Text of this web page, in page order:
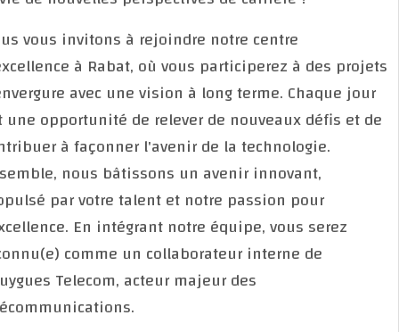
Nous vous invitons à rejoindre notre centre
d'excellence à Rabat, où vous participerez à des
d'envergure avec une vision à long terme. Chaque
est une opportunité de relever de nouveaux défis et
contribuer à façonner l'avenir de la technologie.
Ensemble, nous bâtissons un avenir innovant,
propulsé par votre talent et notre passion pour
l'excellence. En intégrant notre équipe, vous serez
reconnu(e) comme un collaborateur interne de
Bouygues Telecom, acteur majeur des
télécommunications.